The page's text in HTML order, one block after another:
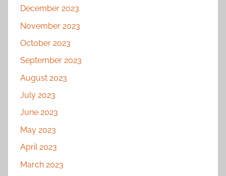
December 2023
November 2023
October 2023
September 2023
August 2023
July 2023
June 2023
May 2023
April 2023
March 2023